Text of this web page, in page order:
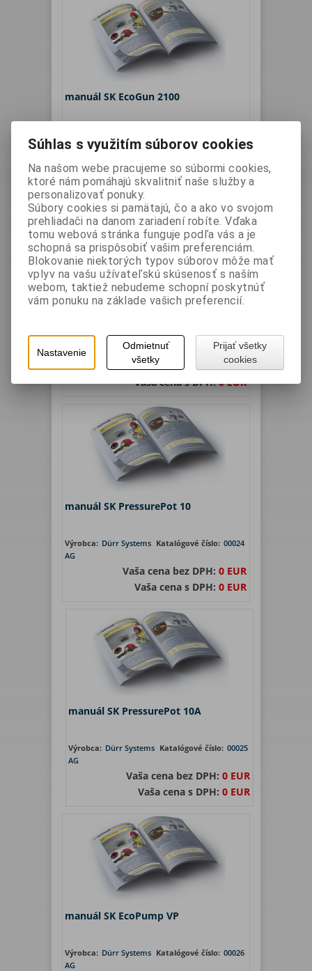
manuál SK EcoGun 2100
AG
Vaša cena bez DPH:
0 EUR
Vaša cena s DPH:0 EUR
lakovací robot EcoRP 10 R1100
Výrobca:
Dürr Systems
AG
Katalógové číslo:R1100
Vaša cena bez DPH:0 EUR
Vaša cena s DPH:0 EUR
manuál SK PressurePot 10
Výrobca: Dürr Systems
AG
Katalógové číslo: 00024
Vaša cena bez DPH: 0 EUR
Vaša cena s DPH: 0 EUR
manuál SK PressurePot 10A
Výrobca: Dürr Systems
AG
Katalógové číslo: 00025
Vaša cena bez DPH:0 EUR
Vaša cena s DPH:0 EUR
manuál SK EcoPump VP
Výrobca: Dürr Systems
AG
Katalógové číslo: 00026
Súhlas s využitím súborov cookies
Na našom webe pracujeme so súbormi cookies,
ktoré nám pomáhajú skvalitniť naše služby a
personalizovať ponuky.
Súbory cookies si pamätajú, čo a ako vo svojom
prehliadači na danom zariadení robíte. Vďaka
tomu webová stránka funguje podľa vás a je
schopná sa prispôsobiť vašim preferenciám.
Blokovanie niektorých typov súborov môže mať
vplyv na vašu užívateľskú skúsenosť s naším
webom, taktiež nebudeme schopní poskytnúť
vám ponuku na základe vašich preferencií.
Nastavenie
Odmietnuť
všetky
Prijať všetky
cookies